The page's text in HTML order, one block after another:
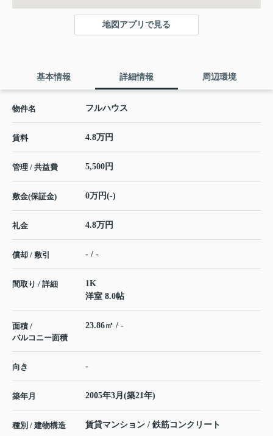
地図アプリで見る
基本情報 詳細情報 周辺環境
物件名 フルハウス
賃料 4.8万円
管理 / 共益費 5,500円
敷金(保証金) 0万円(-)
礼金 4.8万円
償却 / 敷引 - / -
間取り / 詳細
1K
洋室 8.0帖
面積 /
バルコニー面積
23.86㎡ / -
向き -
築年月 2005年3月(築21年)
種別 / 建物構造 賃貸マンション / 鉄筋コンクリート